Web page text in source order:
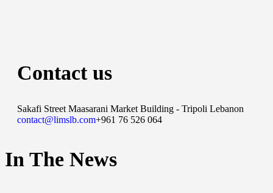
Contact us
Sakafi Street Maasarani Market Building - Tripoli Lebanon
contact@limslb.com+961 76 526 064
In The News